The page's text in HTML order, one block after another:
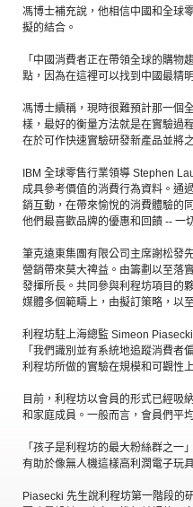
馮博士補充說，他相信中國和全球
擬的結合。
「中國消費者正在帶領全球的購
點，因為在這裡可以找到中國最精
馮博士續稱，現時很難預計那一個
樣，最好的衡量方法就是在實驗過
在於可作快速實驗研發新產品並將
IBM 全球零售行業領導 Stephen
成具參考價值的消費行為資料。通
銷互動，在帶來愉悅的消費體驗的
他們最喜歡品牌的優惠和回饋 -- 一
筆克遠東集團有限公司主席謝松發
營銷帶來莫大禆益。由籌劃以至落
發揮所長。共同參與利程坊項目的
媒體多個範疇上，由擬訂策略，以
利程坊駐上海總監 Simeon
「我們識別並有系統地追蹤消費
利程坊所做的實驗在規模和可觀性
目前，利程坊以會員的形式已經吸
和家庭成員。一般而言，會員們平
「孩子是利程坊的最大粉絲群之
有助於像無人機這樣高利潤電子玩
Piasecki 先生說利程坊第一階段的